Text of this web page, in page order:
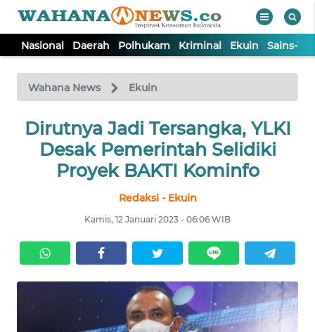
Nasional Daerah Polhukam Kriminal Ekuin Sains-
Wahana News Ekuin
Dirutnya Jadi Tersangka, YLKI
Desak Pemerintah Selidiki
Proyek BAKTI Kominfo
Redaksi - Ekuin
Kamis, 12 Januari 2023 - 06:06 WIB
TV
Tutup
NASIONAL
DAERAH
KRIMINAL
EKUIN
SAINS-TEKNO